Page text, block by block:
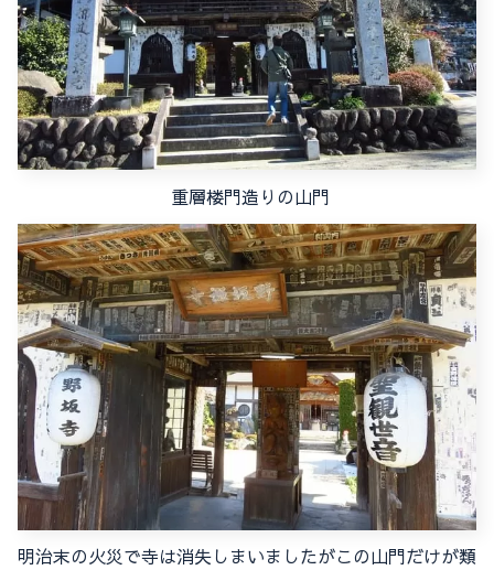
重層楼門造りの山門
明治末の火災で寺は消失しまいましたがこの山門だけが類